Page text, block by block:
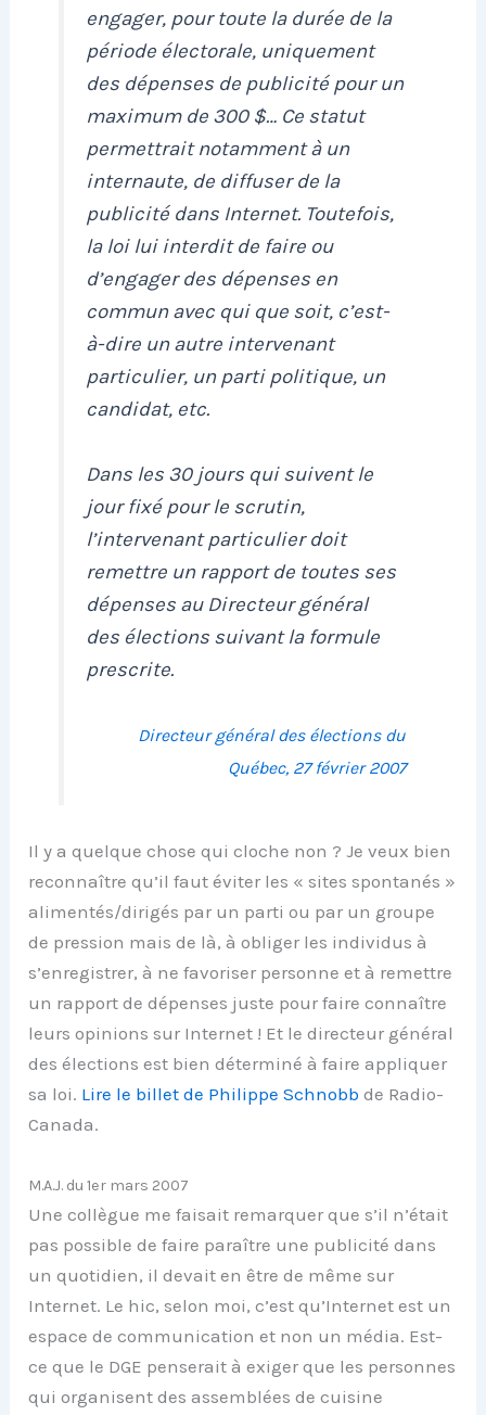
engager, pour toute la durée de la
période électorale, uniquement
des dépenses de publicité pour un
maximum de 300 $… Ce statut
permettrait notamment à un
internaute, de diffuser de la
publicité dans Internet. Toutefois,
la loi lui interdit de faire ou
d’engager des dépenses en
commun avec qui que soit, c’est-
à-dire un autre intervenant
particulier, un parti politique, un
candidat, etc.
Dans les 30 jours qui suivent le
jour fixé pour le scrutin,
l’intervenant particulier doit
remettre un rapport de toutes ses
dépenses au Directeur général
des élections suivant la formule
prescrite.
Directeur général des élections du
Québec, 27 février 2007
Il y a quelque chose qui cloche non ? Je veux bien
reconnaître qu’il faut éviter les « sites spontanés »
alimentés/dirigés par un parti ou par un groupe
de pression mais de là, à obliger les individus à
s’enregistrer, à ne favoriser personne et à remettre
un rapport de dépenses juste pour faire connaître
leurs opinions sur Internet ! Et le directeur général
des élections est bien déterminé à faire appliquer
sa loi. Lire le billet de Philippe Schnobb de Radio-
Canada.
M.A.J. du 1er mars 2007
Une collègue me faisait remarquer que s’il n’était
pas possible de faire paraître une publicité dans
un quotidien, il devait en être de même sur
Internet. Le hic, selon moi, c’est qu’Internet est un
espace de communication et non un média. Est-
ce que le DGE penserait à exiger que les personnes
qui organisent des assemblées de cuisine